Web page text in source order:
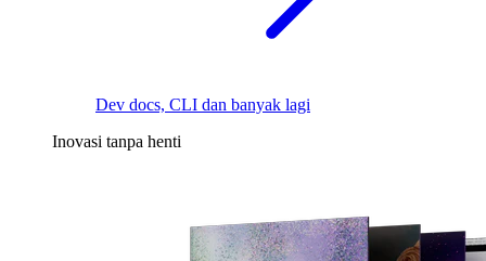
Dev docs, CLI dan banyak lagi
Inovasi tanpa henti